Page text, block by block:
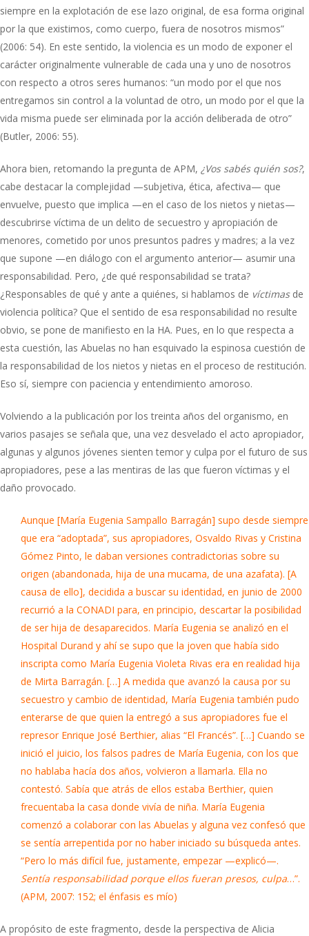
siempre en la explotación de ese lazo original, de esa forma original
por la que existimos, como cuerpo, fuera de nosotros mismos”
(2006: 54). En este sentido, la violencia es un modo de exponer el
carácter originalmente vulnerable de cada una y uno de nosotros
con respecto a otros seres humanos: “un modo por el que nos
entregamos sin control a la voluntad de otro, un modo por el que la
vida misma puede ser eliminada por la acción deliberada de otro”
(Butler, 2006: 55).
Ahora bien, retomando la pregunta de APM, ¿Vos sabés quién sos?,
cabe destacar la complejidad —subjetiva, ética, afectiva— que
envuelve, puesto que implica —en el caso de los nietos y nietas—
descubrirse víctima de un delito de secuestro y apropiación de
menores, cometido por unos presuntos padres y madres; a la vez
que supone —en diálogo con el argumento anterior— asumir una
responsabilidad. Pero, ¿de qué responsabilidad se trata?
¿Responsables de qué y ante a quiénes, si hablamos de víctimasde
violencia política? Que el sentido de esa responsabilidad no resulte
obvio, se pone de manifiesto en la HA. Pues, en lo que respecta a
esta cuestión, las Abuelas no han esquivado la espinosa cuestión de
la responsabilidad de los nietos y nietas en el proceso de restitución.
Eso sí, siempre con paciencia y entendimiento amoroso.
Volviendo a la publicación por los treinta años del organismo, en
varios pasajes se señala que, una vez desvelado el acto apropiador,
algunas y algunos jóvenes sienten temor y culpa por el futuro de sus
apropiadores, pese a las mentiras de las que fueron víctimas y el
daño provocado.
Aunque [María Eugenia Sampallo Barragán] supo desde siempre
que era “adoptada”, sus apropiadores, Osvaldo Rivas y Cristina
Gómez Pinto, le daban versiones contradictorias sobre su
origen (abandonada, hija de una mucama, de una azafata). [A
causa de ello], decidida a buscar su identidad, en junio de 2000
recurrió a la CONADI para, en principio, descartar la posibilidad
de ser hija de desaparecidos. María Eugenia se analizó en el
Hospital Durand y ahí se supo que la joven que había sido
inscripta como María Eugenia Violeta Rivas era en realidad hija
de Mirta Barragán. […] A medida que avanzó la causa por su
secuestro y cambio de identidad, María Eugenia también pudo
enterarse de que quien la entregó a sus apropiadores fue el
represor Enrique José Berthier, alias “El Francés”. […] Cuando se
inició el juicio, los falsos padres de María Eugenia, con los que
no hablaba hacía dos años, volvieron a llamarla. Ella no
contestó. Sabía que atrás de ellos estaba Berthier, quien
frecuentaba la casa donde vivía de niña. María Eugenia
comenzó a colaborar con las Abuelas y alguna vez confesó que
se sentía arrepentida por no haber iniciado su búsqueda antes.
“Pero lo más difícil fue, justamente, empezar —explicó—.
Sentía responsabilidad porque ellos fueran presos, culpa…”.
(APM, 2007: 152; el énfasis es mío)
A propósito de este fragmento, desde la perspectiva de Alicia